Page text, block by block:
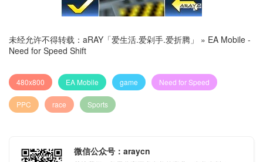
未经允许不得转载： aRAY「爱生活.爱剁手.爱折腾」 » EA Mobile -
Need for Speed Shift
480x800 EA Mobile game Need for Speed
PPC race Sports
微信公众号：araycn